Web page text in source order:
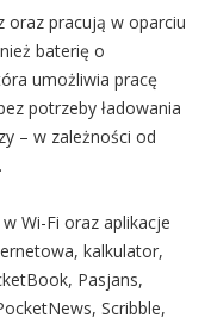
oraz pracują w oparciu
baterię o
umożliwia pracę
potrzeby ładowania
– w zależności od
Wi-Fi oraz aplikacje
kalkulator,
Pasjans,
Scribble,